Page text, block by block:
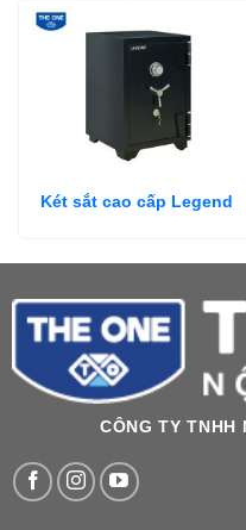
Két sắt cao cấp Legend
CÔNG TY TNHH